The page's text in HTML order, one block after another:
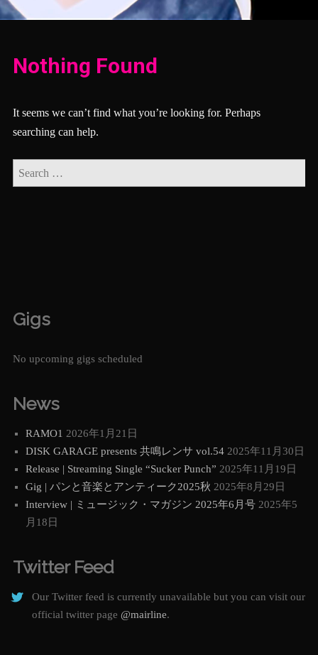
Nothing Found
It seems we can’t find what you’re looking for. Perhaps
searching can help.
Gigs
No upcoming gigs scheduled
News
RAMO1 2026年1月21日
DISK GARAGE presents 共鳴レンサ vol.54 2025年11月30日
Release | Streaming Single “Sucker Punch” 2025年11月19日
Gig | パンと音楽とアンティーク2025秋 2025年8月29日
Interview | ミュージック・マガジン 2025年6月号 2025年5
月18日
Twitter Feed
Our Twitter feed is currently unavailable but you can visit our
official twitter page @mairline.